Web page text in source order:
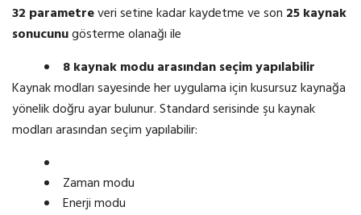
32 parametreveri setine kadar kaydetme ve son 25 kaynak
sonucunugösterme olanağı ile
8 kaynakmoduarasından seçim yapılabilir
Kaynak modları sayesinde her uygulama için kusursuz kaynağa
yönelik doğru ayar bulunur. Standard serisinde şu kaynak
modları arasından seçim yapılabilir:
Zaman modu
Enerji modu